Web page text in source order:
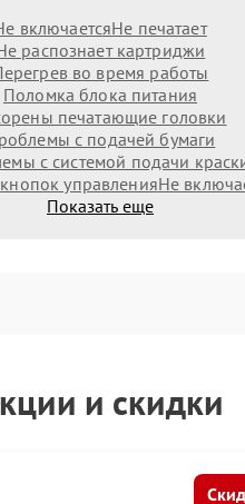
включаетсяНе печатает
распознает картриджи
во время работы
Поломка блока питания
печатающие головки
с подачей бумаги
с системой подачи
управленияНе
Показать еще
и скидки